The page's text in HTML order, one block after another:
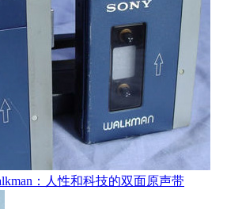
：人性和科技的双面原声带